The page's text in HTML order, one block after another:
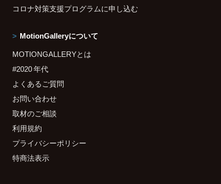
コロナ対策支援プログラムに申し込む
MotionGalleryについて
MOTIONGALLERYとは
#2020 年代
よくあるご質問
お問い合わせ
取材のご相談
利用規約
プライバシーポリシー
特商法表示